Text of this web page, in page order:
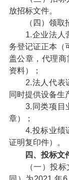
放招标文件。
（四）领取招
1.企业法人营
务登记证正本（
盖公章，代理
资料）；
2.法人代表证
同时提供设备生
3.同类项目业
章）；
4.投标业绩证
证明复印件）。
四、投标文
（一）投标文